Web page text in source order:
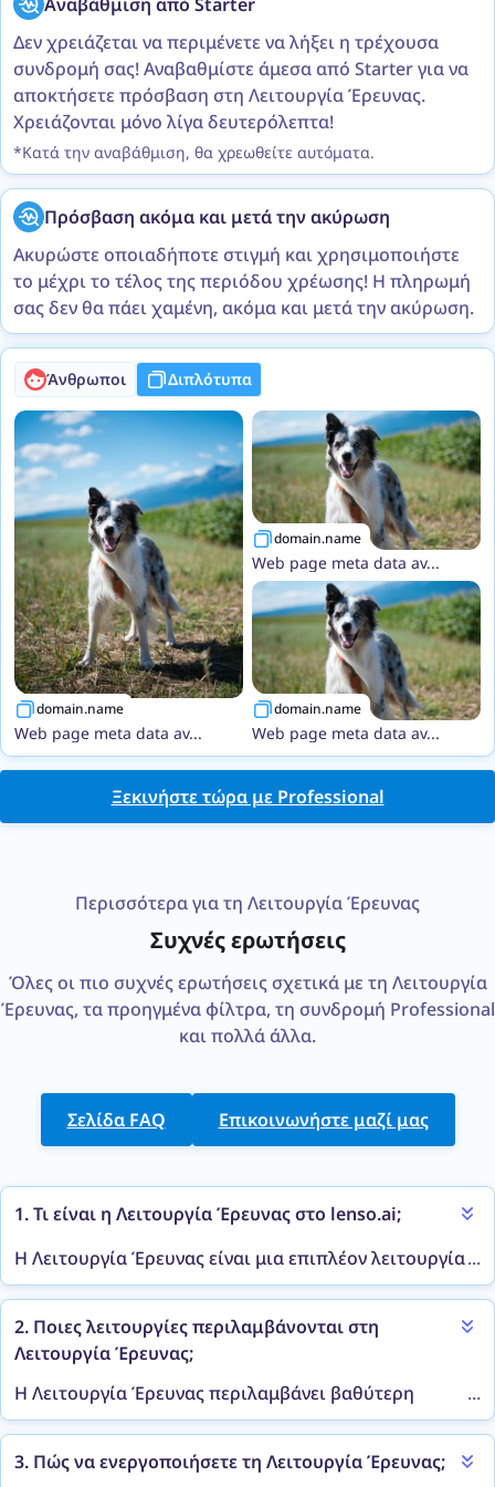
Δεν χρειάζεται να περιμένετε να λήξει η τρέχουσα
συνδρομή σας! Αναβαθμίστε άμεσα από Starter για να
αποκτήσετε πρόσβαση στη Λειτουργία Έρευνας.
Χρειάζονται μόνο λίγα δευτερόλεπτα!
*Κατά την αναβάθμιση, θα χρεωθείτε αυτόματα.
Πρόσβαση ακόμα και μετά την ακύρωση
Ακυρώστε οποιαδήποτε στιγμή και χρησιμοποιήστε
το μέχρι το τέλος της περιόδου χρέωσης! Η πληρωμή
σας δεν θα πάει χαμένη, ακόμα και μετά την ακύρωση.
Άνθρωποι Διπλότυπα
domain.name
Web page meta data av...
domain.name
Web page meta data av...
domain.name
Web page meta data av...
Ξεκινήστε τώρα με Professional
Περισσότερα για τη Λειτουργία Έρευνας
Συχνές ερωτήσεις
Όλες οι πιο συχνές ερωτήσεις σχετικά με τη Λειτουργία
Έρευνας, τα προηγμένα φίλτρα, τη συνδρομή Professional
και πολλά άλλα.
Σελίδα FAQ Επικοινωνήστε μαζί μας
1. Τι είναι η Λειτουργία Έρευνας στο lenso.ai;
Η Λειτουργία Έρευνας είναι μια επιπλέον λειτουργία
αναζήτησης στο lenso.ai που βρίσκει 10 φορές
αναζήτηση. Εμβαθύνει περισσότερο στο ευρετήριο
του lenso.ai και επιστρέφει περισσότερα
αποτελέσματα για τις κατηγορίες Άνθρωποι και
Διπλότυπα. Είναι χρήσιμη όταν αναζητάτε λιγότερο
...
2. Ποιες λειτουργίες περιλαμβάνονται στη
Λειτουργία Έρευνας;
Η Λειτουργία Έρευνας περιλαμβάνει βαθύτερη
αναζήτηση για τις κατηγορίες Άνθρωποι και
περισσότερες σελίδες αποτελεσμάτων, φτάνοντας
...
3. Πώς να ενεργοποιήσετε τη Λειτουργία Έρευνας;